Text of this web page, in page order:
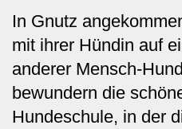
In Gnutz
mit ihrer Hündin auf
anderer Mensch-
bewundern die
Hundeschule, in der